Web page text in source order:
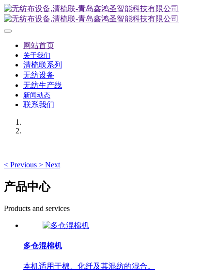
网站首页
关于我们
清梳联系列
无纺设备
无纺生产线
新闻动态
联系我们
< Previous > Next
产品中心
Products and services
多仓混棉机
本机适用于棉、化纤及其混纺的混合。